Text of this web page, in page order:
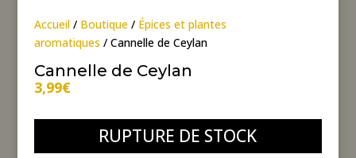
Accueil/ Boutique/ Épices et plantes
aromatiques / Cannelle de Ceylan
Cannelle de Ceylan
3,99€
RUPTURE DE STOCK